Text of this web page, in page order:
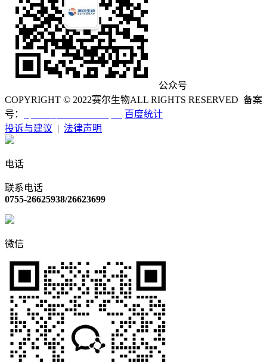
公众号
COPYRIGHT © 2022赛尔生物ALL RIGHTS RESERVED 备案
号：
百度统计
投诉与建议 | 法律声明
电话
联系电话
0755-26625938/26623699
微信